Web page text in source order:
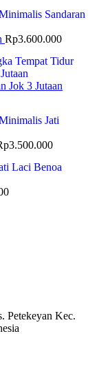
Rp3.600.000
Jok 3 Jutaan
3.500.000
Petekeyan Kec.